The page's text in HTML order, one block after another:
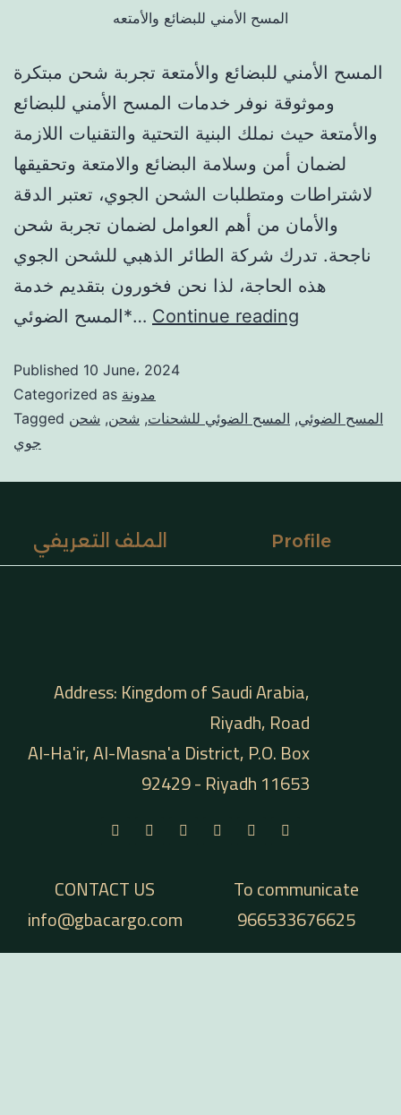
المسح الأمني للبضائع والأمتعه
المسح الأمني للبضائع والأمتعة تجربة شحن مبتكرة
وموثوقة نوفر خدمات المسح الأمني للبضائع
والأمتعة حيث نملك البنية التحتية والتقنيات اللازمة
لضمان أمن وسلامة البضائع والامتعة وتحقيقها
لاشتراطات ومتطلبات الشحن الجوي، تعتبر الدقة
والأمان من أهم العوامل لضمان تجربة شحن
ناجحة. تدرك شركة الطائر الذهبي للشحن الجوي
هذه الحاجة، لذا نحن فخورون بتقديم خدمة
*المسح الضوئي… Continue reading
Published 10 June، 2024
Categorized as مدونة
Tagged
المسح الضوئي, المسح الضوئي للشحنات, شحن, شحن
جوي
الملف التعريفي Profile
Address: Kingdom of Saudi Arabia,
Riyadh, Road
Al-Ha'ir, Al-Masna'a District, P.O. Box
92429 - Riyadh 11653
CONTACT US
info@gbacargo.com
To communicate
966533676625